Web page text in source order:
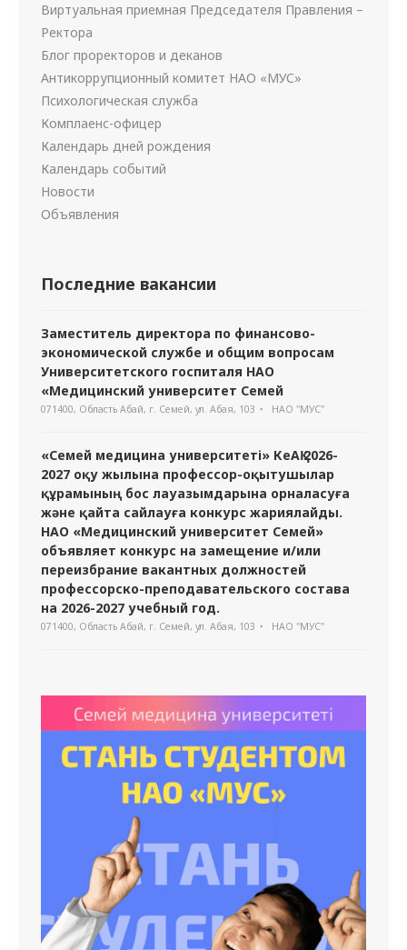
Виртуальная приемная Председателя Правления –
Ректора
Блог проректоров и деканов
Антикоррупционный комитет НАО «МУС»
Психологическая служба
Комплаенс-офицер
Календарь дней рождения
Календарь событий
Новости
Объявления
Последние вакансии
Заместитель директора по финансово-
экономической службе и общим вопросам
Университетского госпиталя НАО
«Медицинский университет Семей
071400, Область Абай, г. Семей, ул. Абая, 103 НАО "МУС"
«Семей медицина университеті» КеАҚ 2026-
2027 оқу жылына профессор-оқытушылар
құрамының бос лауазымдарына орналасуға
және қайта сайлауға конкурс жариялайды.
НАО «Медицинский университет Семей»
объявляет конкурс на замещение и/или
переизбрание вакантных должностей
профессорско-преподавательского состава
на 2026-2027 учебный год.
071400, Область Абай, г. Семей, ул. Абая, 103 НАО "МУС"